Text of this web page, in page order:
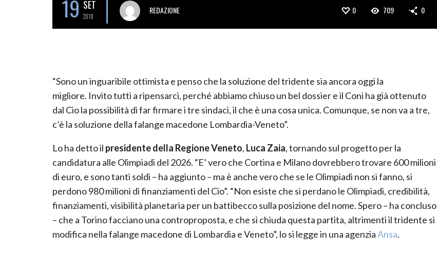
19 SET
2018
REDAZIONE 0 709 0
“Sono un inguaribile ottimista e penso che la soluzione del tridente sia ancora oggi la
migliore. Invito tutti a ripensarci, perché abbiamo chiuso un bel dossier e il Coni ha già ottenuto
dal Cio la possibilità di far firmare i tre sindaci, il che è una cosa unica. Comunque, se non va a tre,
c’è la soluzione della falange macedone Lombardia-Veneto”.
Lo ha detto il presidente della Regione Veneto, Luca Zaia, tornando sul progetto per la
candidatura alle Olimpiadi del 2026. “E’ vero che Cortina e Milano dovrebbero trovare 600 milioni
di euro, e sono tanti soldi – ha aggiunto – ma è anche vero che se le Olimpiadi non si fanno, si
perdono 980 milioni di finanziamenti del Cio”. “Non esiste che si perdano le Olimpiadi, credibilità,
finanziamenti, visibilità planetaria per un battibecco sulla posizione del nome. Spero – ha concluso
– che a Torino facciano una controproposta, e che si chiuda questa partita, altrimenti il tridente si
modifica nella falange macedone di Lombardia e Veneto”, lo si legge in una agenziaAnsa.